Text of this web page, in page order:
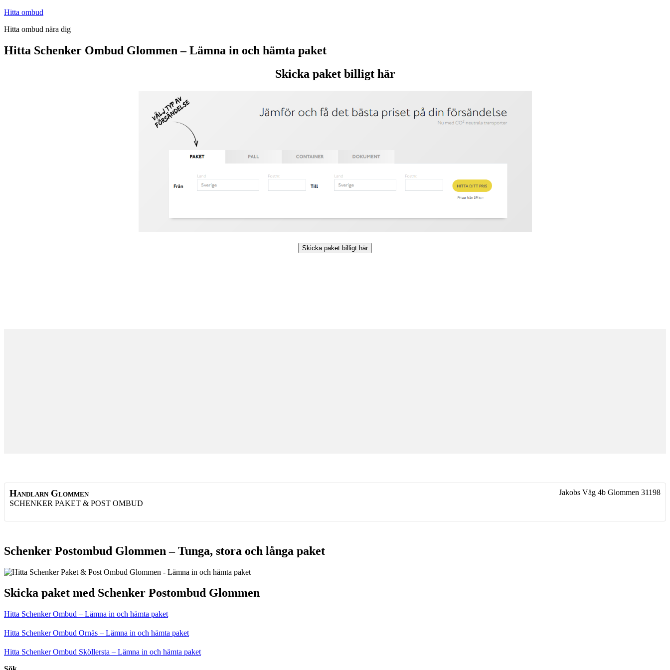
Hoppa
innehåll
Hitta ombud
Hitta ombud nära dig
Hitta Schenker Ombud Glommen – Lämna in och hämta paket
Skicka paket billigt här
Skicka paket billigt här
Handlarn Glommen
SCHENKER PAKET & POST OMBUD
Jakobs Väg 4b Glommen 31198
Schenker Postombud Glommen – Tunga, stora och långa paket
Skicka paket med Schenker Postombud Glommen
Hitta Schenker Ombud – Lämna in och hämta paket
Hitta Schenker Ombud Ornäs – Lämna in och hämta paket
Hitta Schenker Ombud Sköllersta – Lämna in och hämta paket